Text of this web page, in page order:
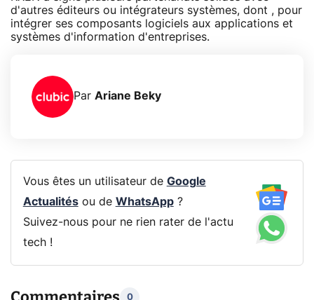
d'autres éditeurs ou intégrateurs systèmes, dont , pour
intégrer ses composants logiciels aux applications et
systèmes d'information d'entreprises.
Par Ariane Beky
Vous êtes un utilisateur de Google
Actualitésou de WhatsApp?
Suivez-nous pour ne rien rater de l'actu
tech !
0